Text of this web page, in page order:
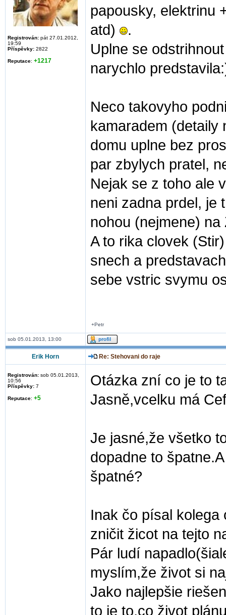
Registrován: pát 27.01.2012,
19:59
Příspěvky: 2822
Reputace: +1217
papousky, elektrinu
atd)
.
Uplne se
narychlo
Neco takovyho
kamaradem (detaily
domu uplne bez
par zbylych pratel,
Nejak se z toho ale
neni zadna prdel, je
nohou (nejmene) na
A to rika clovek
snech a
sebe vstric svymu
+Petr
sob 05.01.2013, 13:00
Erik Horn Re: Stehovani do raje
Registrován: sob 05.01.2013,
10:56
Příspěvky: 7
Reputace: +5
Otázka zní co je to
Jasně,vcelku má
Je jasné,že všetko
dopadne to
špatné?
Inak čo písal
zničit žicot na tejto
Pár ludí
myslím,že život si
Jako najlepšie
to je to,co život